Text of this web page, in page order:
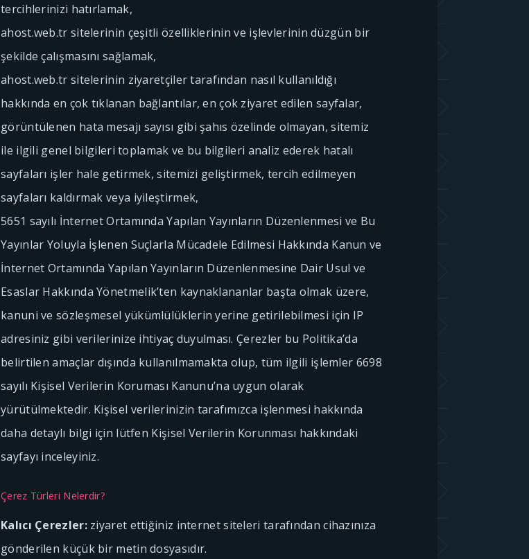
tercihlerinizi hatırlamak,
ahost.web.tr sitelerinin çeşitli özelliklerinin ve işlevlerinin düzgün bir
şekilde çalışmasını sağlamak,
ahost.web.tr sitelerinin ziyaretçiler tarafından nasıl kullanıldığı
hakkında en çok tıklanan bağlantılar, en çok ziyaret edilen sayfalar,
görüntülenen hata mesajı sayısı gibi şahıs özelinde olmayan, sitemiz
ile ilgili genel bilgileri toplamak ve bu bilgileri analiz ederek hatalı
sayfaları işler hale getirmek, sitemizi geliştirmek, tercih edilmeyen
sayfaları kaldırmak veya iyileştirmek,
5651 sayılı İnternet Ortamında Yapılan Yayınların Düzenlenmesi ve Bu
Yayınlar Yoluyla İşlenen Suçlarla Mücadele Edilmesi Hakkında Kanun ve
İnternet Ortamında Yapılan Yayınların Düzenlenmesine Dair Usul ve
Esaslar Hakkında Yönetmelik’ten kaynaklananlar başta olmak üzere,
kanuni ve sözleşmesel yükümlülüklerin yerine getirilebilmesi için IP
adresiniz gibi verilerinize ihtiyaç duyulması. Çerezler bu Politika’da
belirtilen amaçlar dışında kullanılmamakta olup, tüm ilgili işlemler 6698
sayılı Kişisel Verilerin Koruması Kanunu’na uygun olarak
yürütülmektedir. Kişisel verilerinizin tarafımızca işlenmesi hakkında
daha detaylı bilgi için lütfen Kişisel Verilerin Korunması hakkındaki
sayfayı inceleyiniz.
Çerez Türleri Nelerdir?
Kalıcı Çerezler:ziyaret ettiğiniz internet siteleri tarafından cihazınıza
gönderilen küçük bir metin dosyasıdır.